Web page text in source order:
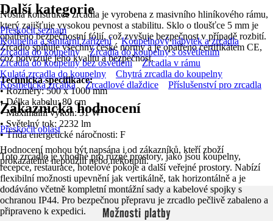
Nosná konstrukce zrcadla je vyrobena z masivního hliníkového rámu,
který zajišťuje vysokou pevnost a stabilitu. Sklo o tloušťce 5 mm je
opatřeno bezpečnostní fólií, což zvyšuje bezpečnost v případě rozbití.
Zrcadlo splňuje všechny české normy a je opatřeno certifikátem CE,
což potvrzuje jeho kvalitu a bezpečnost.
Technická specifikace:
• Rozměry: 500 x 1000 mm
• Délka kabelu: 80 cm
• Maximální výkon: 31 W
• Světelný tok: 2232 lm
• Třída energetické náročnosti: F
Toto zrcadlo je vhodné pro různé prostory, jako jsou koupelny,
recepce, restaurace, hotelové pokoje a další veřejné prostory. Nabízí
flexibilní možnosti upevnění jak vertikálně, tak horizontálně a je
dodáváno včetně kompletní montážní sady a kabelové spojky s
ochranou IP44. Pro bezpečnou přepravu je zrcadlo pečlivě zabaleno a
připraveno k expedici.
Další kategorie
Přeskočit seznam
Koupelna a sanitární zařízení
Koupelnový nábytek a zrcadla
Zrcadla do koupelny
Zrcadla do koupelny s osvětlením
Zrcadla do koupelny bez osvětlení
Zrcadla v rámu
Kulatá zrcadla do koupelny
Chytrá zrcadla do koupelny
Kosmetická zrcátka
Zrcadlové dlaždice Příslušenství pro zrcadla
Zákaznická hodnocení
Přeskočit oblast
Hodnocení mohou být napsána i od zákazníků, kteří zboží
prokazatelně nepoužili nebo nekoupili.
Možnosti platby